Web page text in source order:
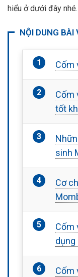
hiểu ở dưới đây nhé.
NỘI DUNG BÀI
Cốm
Cốm
tốt
sinh
Cơ
Cốm
dụng
Cốm